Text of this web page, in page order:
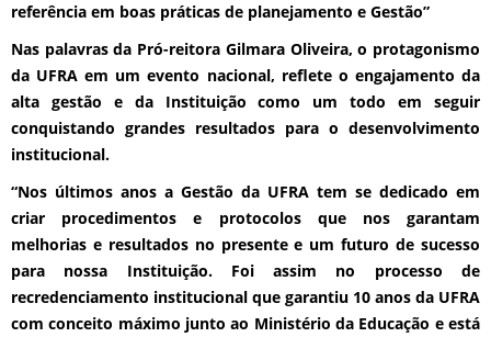
referência em boas práticas de planejamento e Gestão”
Nas palavras da Pró-reitora Gilmara Oliveira, o protagonismo
da UFRA em um evento nacional, reflete o engajamento da
alta gestão e da Instituição como um todo em seguir
conquistando grandes resultados para o desenvolvimento
institucional.
“Nos últimos anos a Gestão da UFRA tem se dedicado em
criar procedimentos e protocolos que nos garantam
melhorias e resultados no presente e um futuro de sucesso
para nossa Instituição. Foi assim no processo de
recredenciamento institucional que garantiu 10 anos da UFRA
com conceito máximo junto ao Ministério da Educação e está